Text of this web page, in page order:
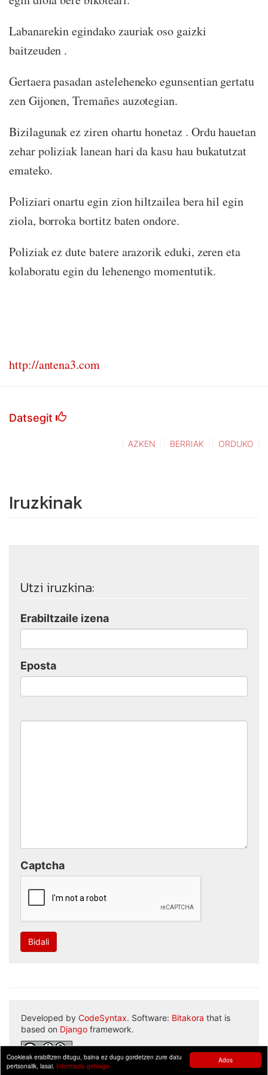
Ados
Cookieak erabiltzen ditugu, baina ez dugu gordetzen zure datu
pertsonalik, lasai. Informazio gehiago
Labanarekin egindako zauriak oso gaizki
baitzeuden .
Gertaera pasadan asteleheneko egunsentian gertatu
zen Gijonen, Tremañes auzotegian.
Bizilagunak ez ziren ohartu honetaz . Ordu hauetan
zehar poliziak lanean hari da kasu hau bukatutzat
emateko.
Poliziari onartu egin zion hiltzailea bera hil egin
ziola, borroka bortitz baten ondore.
Poliziak ez dute batere arazorik eduki, zeren eta
kolaboratu egin du lehenengo momentutik.
http://antena3.com
Datsegit
AZKEN BERRIAK ORDUKO
Iruzkinak
Utzi iruzkina:
Erabiltzaile izena
Eposta
Captcha
Bidali
Developed by CodeSyntax. Software: Bitakora that is
based on Django framework.